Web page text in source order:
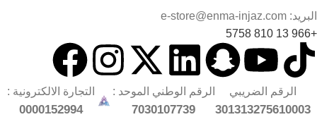
البريد: e-store@enma-injaz.com
+966 13 810 5758
الرقم الضريبي
301313275610003
الرقم الوطني الموحد :
7030107739
التجارة الالكترونية :
0000152994